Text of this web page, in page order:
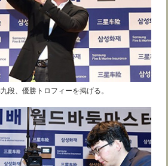
段、優勝トロフィーを掲げる。